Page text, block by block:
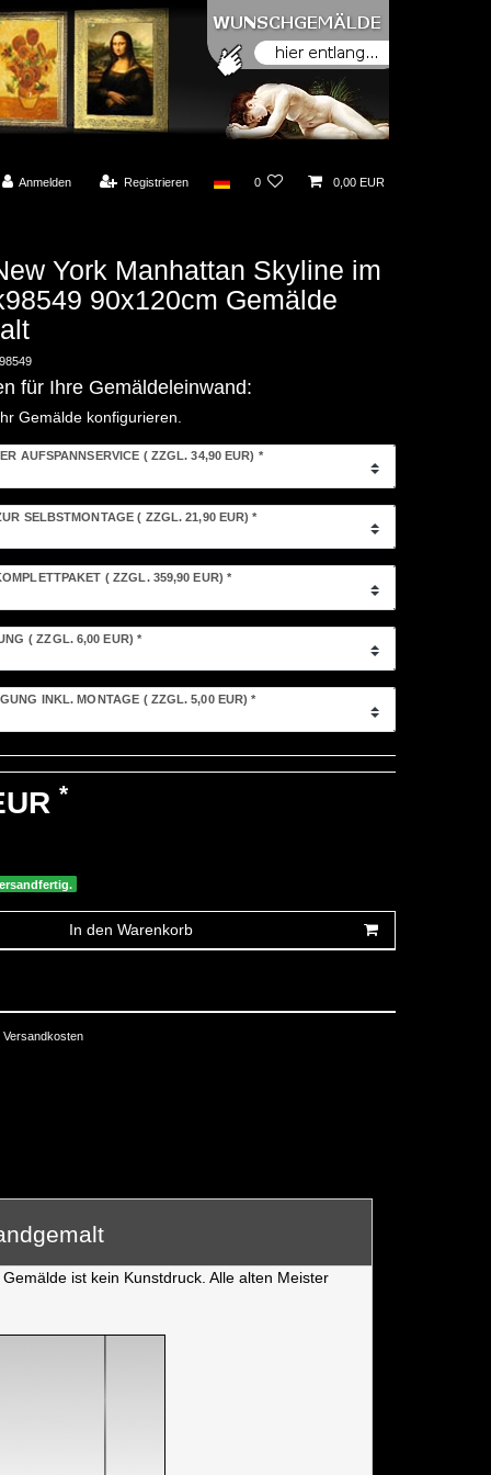
Anmelden Registrieren 0 0,00 EUR
York Manhattan Skyline im
90x120cm Gemälde
für Ihre Gemäldeleinwand:
Gemälde konfigurieren.
AUFSPANNSERVICE ( ZZGL. 34,90 EUR) *
SELBSTMONTAGE ( ZZGL. 21,90 EUR)*
( ZZGL. 359,90 EUR) *
( ZZGL. 6,00 EUR) *
INKL. MONTAGE ( ZZGL. 5,00 EUR)*
*
In den Warenkorb
Versandkosten
ist kein Kunstdruck. Alle alten Meister